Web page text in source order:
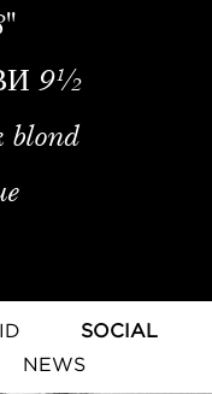
9½
blond
SOCIAL
NEWS